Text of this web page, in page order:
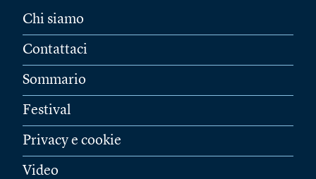
Chi siamo
Contattaci
Sommario
Festival
Privacy e cookie
Video